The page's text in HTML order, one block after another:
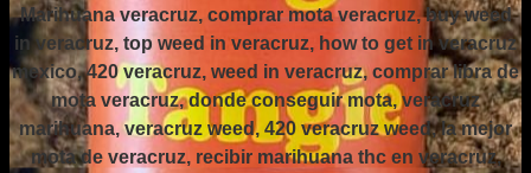
Marihuana veracruz, comprar mota veracruz, buy weed
in veracruz, top weed in veracruz, how to get in veracruz
mexico, 420 veracruz, weed in veracruz, comprar libra de
mota veracruz, donde conseguir mota, veracruz
marihuana, veracruz weed, 420 veracruz weed, la mejor
mota de veracruz, recibir marihuana thc en veracruz,